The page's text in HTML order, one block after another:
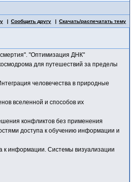
Сообщить другу Скачать/распечатать тему
"Оптимизация ДНК"
для путешествий за пределы
человечества в природные
вселенной и способов их
конфликтов без применения
доступа к обучению информации и
к информации. Системы визуализации